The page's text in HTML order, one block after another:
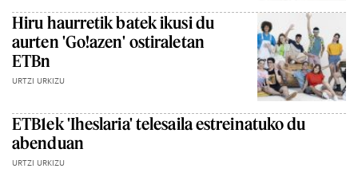
Hiru haurretik batek ikusi du
aurten 'Go!azen' ostiraletan
ETBn
URTZI URKIZU
ETB1ek 'Iheslaria' telesaila estreinatuko du
abenduan
URTZI URKIZU